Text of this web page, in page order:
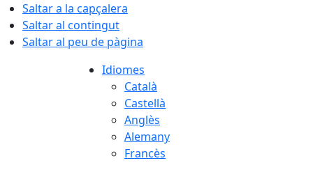
Saltar a la capçalera
Saltar al contingut
Saltar al peu de pàgina
Idiomes
Català
Castellà
Anglès
Alemany
Francès